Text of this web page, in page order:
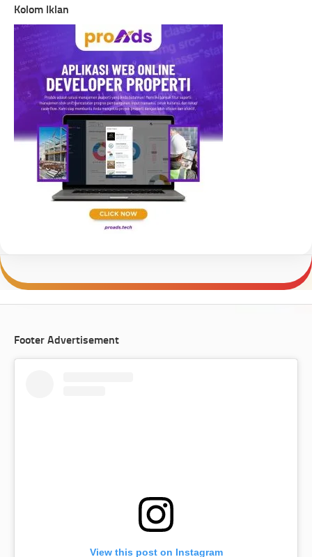
Kolom Iklan
Footer Advertisement
View this post on Instagram